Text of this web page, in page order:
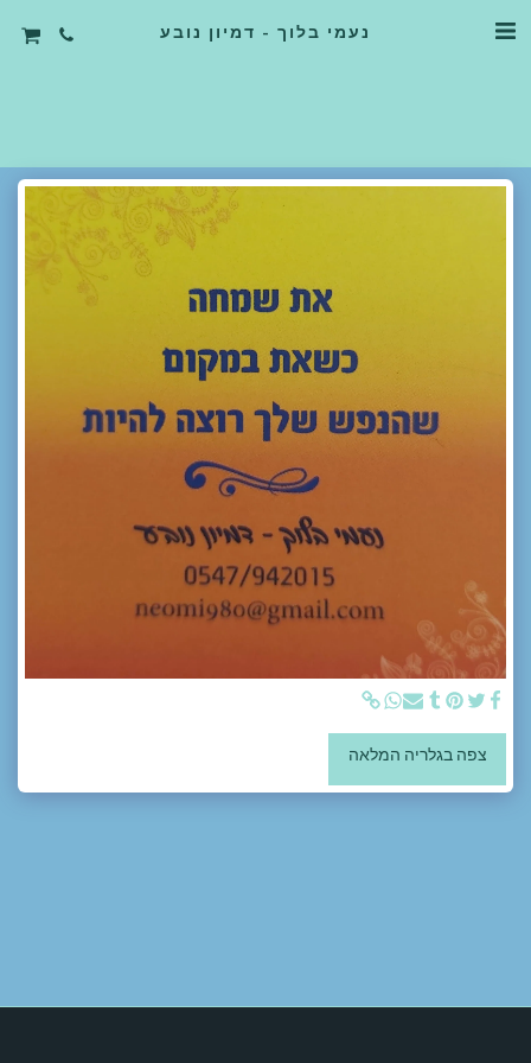
נעמי בלוך - דמיון נובע
צפה בגלריה המלאה